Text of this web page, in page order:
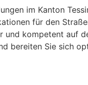
im Kanton
für den
kompetent auf
bereiten Sie sich